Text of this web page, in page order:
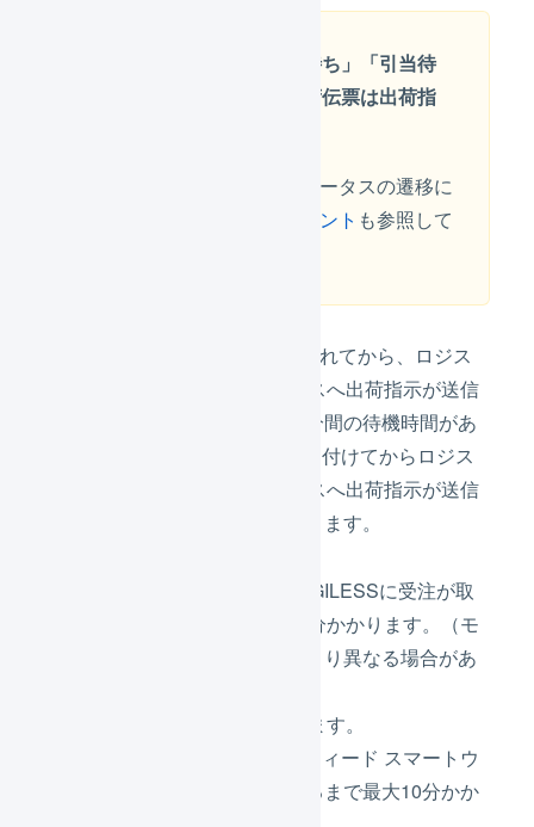
「確認待ち」「入金待ち」「引当待
ち」ステータスの出荷伝票は出荷指
受注伝票、出荷伝票のステータスの遷移に
こちらのドキュメント も参照して
受注伝票がLOGILESSに登録されてから、ロジス
ティード スマートウエアハウスへ出荷指示が送信
されるまでデフォルトでは30分間の待機時間があ
ります。そのため、注文を受け付けてからロジス
ティード スマートウエアハウスへ出荷指示が送信
されるまでおおむね50分かかります。
モール／カートからLOGILESSに受注が取
り込まれるまで最大10分かかります。（モ
ールやカートに仕様により異なる場合があ
待機時間が30分間あります。
LOGILESSからロジスティード スマートウ
エアハウスに送信されるまで最大10分かか